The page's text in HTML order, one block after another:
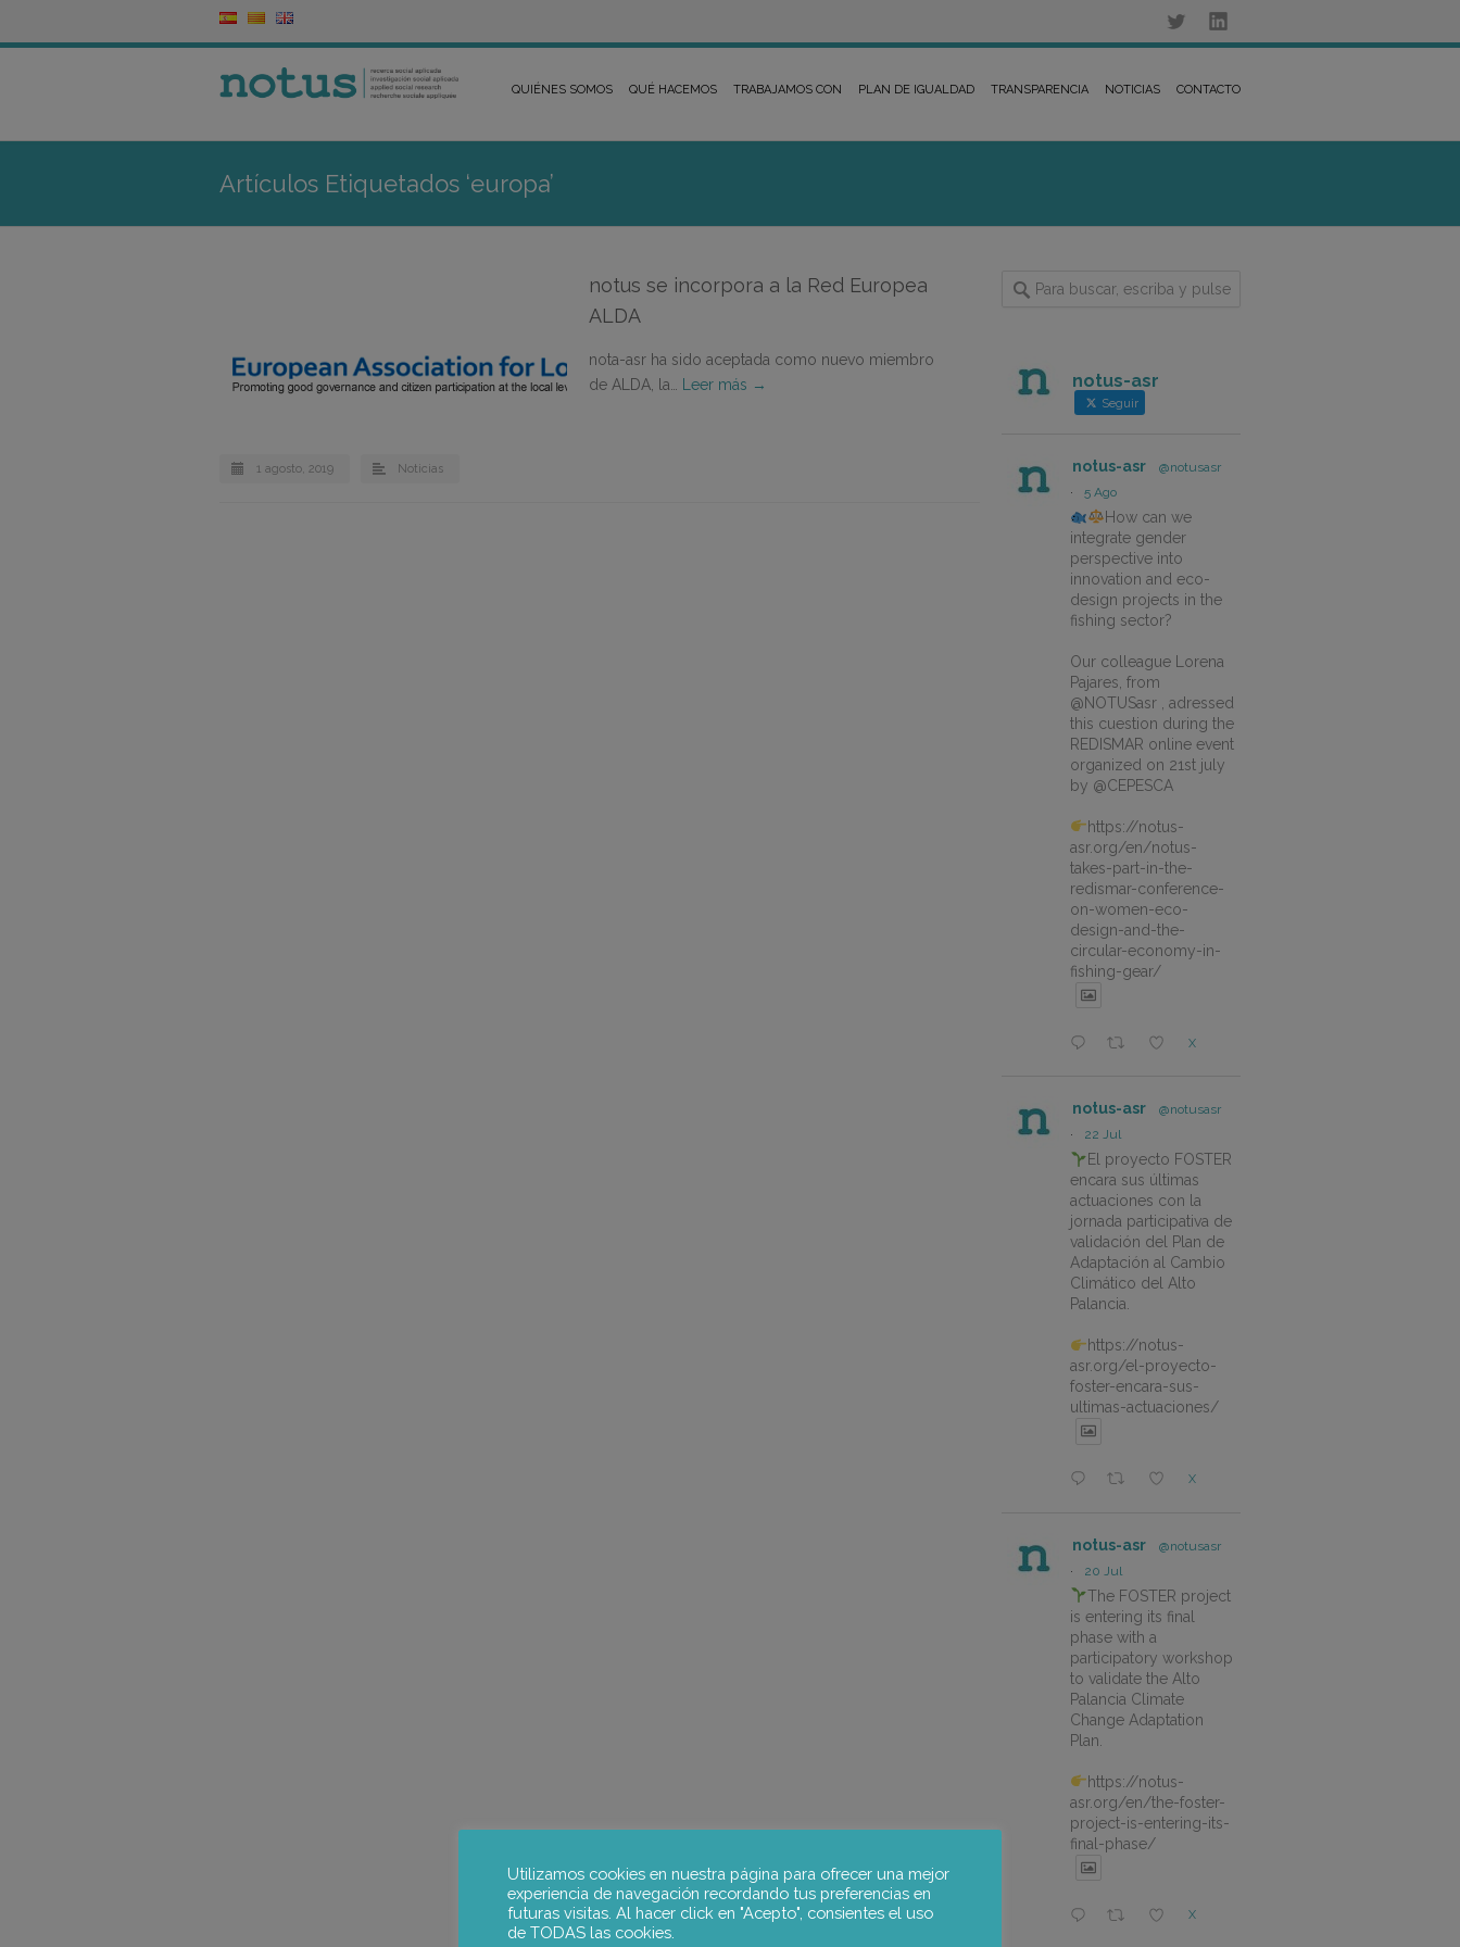
QUIÉNES SOMOS QUÉ HACEMOS TRABAJAMOS CON PLAN DE IGUALDAD TRANSPARENCIA NOTICIAS CONTACTO
Artículos Etiquetados ‘europa’
notus se incorpora a la Red Europea
ALDA
nota-asr ha sido aceptada como nuevo miembro
de ALDA, la…
Leer más →
1 agosto, 2019 Noticias
notus-asr
Seguir
notus-asr
@notusasr
·
5 Ago
How can we
integrate gender
perspective into
innovation and eco-
design projects in the
fishing sector?
Our colleague Lorena
Pajares, from
@NOTUSasr , adressed
this cuestion during the
REDISMAR online event
organized on 21st july
by @CEPESCA
https://notus-
asr.org/en/notus-
takes-part-in-the-
redismar-conference-
on-women-eco-
design-and-the-
circular-economy-in-
fishing-gear/
X
notus-asr
@notusasr
·
22 Jul
El proyecto FOSTER
encara sus últimas
actuaciones con la
jornada participativa de
validación del Plan de
Adaptación al Cambio
Climático del Alto
Palancia.
https://notus-
asr.org/el-proyecto-
foster-encara-sus-
ultimas-actuaciones/
X
notus-asr
@notusasr
·
20 Jul
The FOSTER project
is entering its final
phase with a
participatory workshop
to validate the Alto
Palancia Climate
Change Adaptation
Plan.
https://notus-
asr.org/en/the-foster-
project-is-entering-its-
final-phase/
X
Utilizamos cookies en nuestra página para ofrecer una mejor
experiencia de navegación recordando tus preferencias en
futuras visitas. Al hacer click en "Acepto", consientes el uso
de TODAS las cookies.